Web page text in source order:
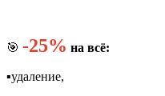
🎯 -25% на всё:
▪️удаление,